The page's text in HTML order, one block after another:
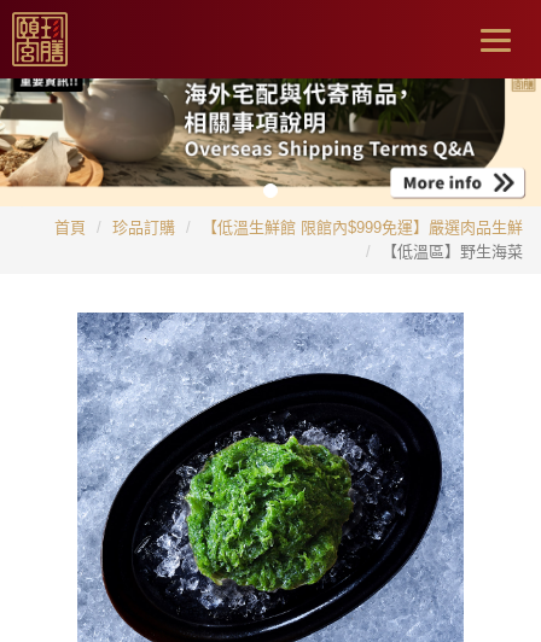
首頁 珍品訂購
【低溫生鮮館 限館內$999免運】嚴選肉品生鮮
【低溫區】野生海菜